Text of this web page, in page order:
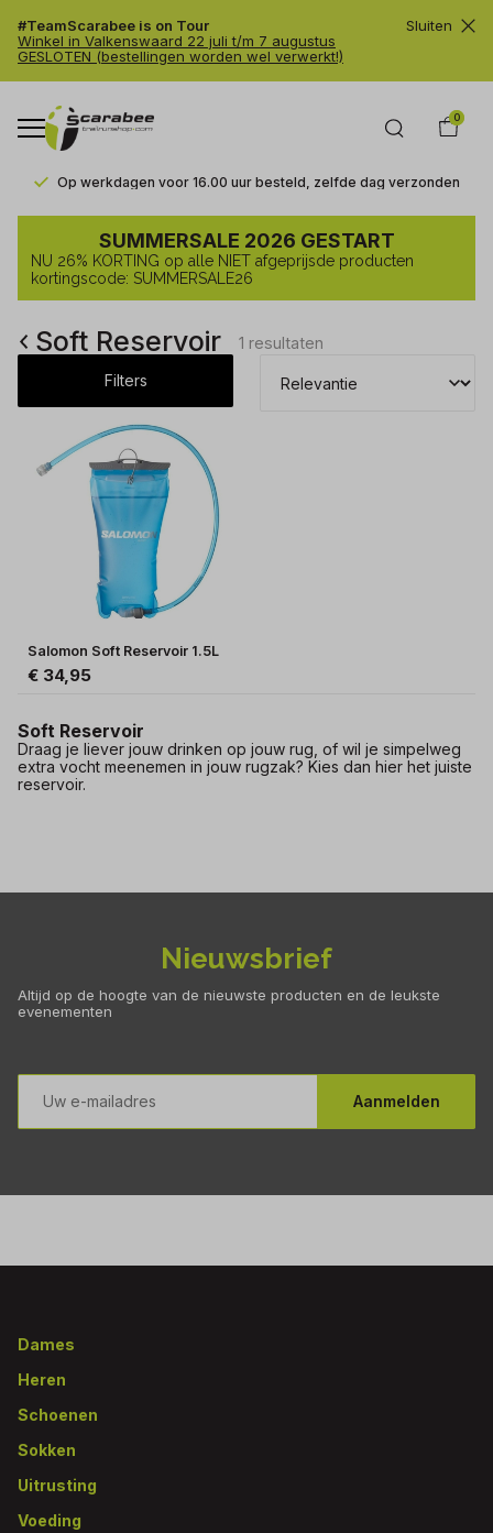
#TeamScarabee is on Tour
Winkel in Valkenswaard 22 juli t/m 7 augustus
GESLOTEN (bestellingen worden wel verwerkt!)
Sluiten
0
Op werkdagen voor 16.00 uur besteld, zelfde dag verzonden
Soft
ReservoirSUMMERSALE 2026 GESTART
NU 26% KORTING op alle NIET afgeprijsde producten
kortingscode: SUMMERSALE26
Soft Reservoir 1 resultaten
Filters
Salomon Soft Reservoir 1.5L
€ 34,95
Soft Reservoir
Draag je liever jouw drinken op jouw rug, of wil je simpelweg
extra vocht meenemen in jouw rugzak? Kies dan hier het juiste
reservoir.
Nieuwsbrief
Altijd op de hoogte van de nieuwste producten en de leukste
evenementen
E-
mailadres
Aanmelden
Footer
Dames
Heren
Schoenen
Sokken
Uitrusting
Voeding